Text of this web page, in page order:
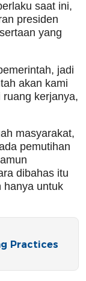
saat ini,
presiden
yang
jadi
akan kami
ruang kerjanya,
masyarakat,
pemutihan
dibahas itu
hanya untuk
Practices